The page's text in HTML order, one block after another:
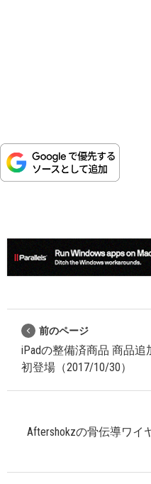
前のページ
iPadの整備済商品 商品追
初登場（2017/10/30）
Aftershokzの骨伝導ワイ